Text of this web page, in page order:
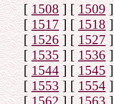
[1508] [1509]
[1517] [1518]
[1526] [1527]
[1535] [1536]
[1544] [1545]
[1553] [1554]
[1562] [1563]